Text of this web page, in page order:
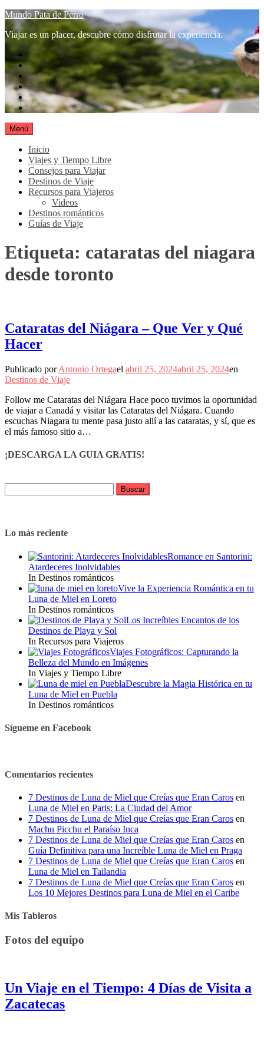
Saltar
al
contenido
Mundo Pata de Perro
Viajar es un placer, descubre cómo disfrutar la experiencia.
Pinterest
Google+
Youtube
Facebook
Twitter
Tumblr
Menú
Inicio
Viajes y Tiempo Libre
Consejos para Viajar
Destinos de Viaje
Recursos para Viajeros
Videos
Destinos románticos
Guías de Viaje
Etiqueta: cataratas del niagara
desde toronto
Cataratas del Niágara – Que Ver y Qué
Hacer
Publicado porAntonio Ortegael abril 25, 2024abril 25, 2024en
Destinos de Viaje
Follow me Cataratas del Niágara Hace poco tuvimos la oportunidad
de viajar a Canadá y visitar las Cataratas del Niágara. Cuando
escuchas Niagara tu mente pasa justo allí a las cataratas, y sí, que es
el más famoso sitio a…
¡DESCARGA LA GUIA GRATIS!
Lo más reciente
Romance en Santorini:
Atardeceres Inolvidables
In Destinos románticos
Vive la Experiencia Romántica en tu
Luna de Miel en Loreto
In Destinos románticos
Los Increíbles Encantos de los
Destinos de Playa y Sol
In Recursos para Viajeros
Viajes Fotográficos: Capturando la
Belleza del Mundo en Imágenes
In Viajes y Tiempo Libre
Descubre la Magia Histórica en tu
Luna de Miel en Puebla
In Destinos románticos
Sígueme en Facebook
Comentarios recientes
7 Destinos de Luna de Miel que Creías que Eran Caros en
Luna de Miel en Paris: La Ciudad del Amor
7 Destinos de Luna de Miel que Creías que Eran Caros en
Machu Picchu el Paraíso Inca
7 Destinos de Luna de Miel que Creías que Eran Caros en
Guía Definitiva para una Increíble Luna de Miel en Praga
7 Destinos de Luna de Miel que Creías que Eran Caros en
Luna de Miel en Tailandia
7 Destinos de Luna de Miel que Creías que Eran Caros en
Los 10 Mejores Destinos para Luna de Miel en el Caribe
Mis Tableros
Fotos del equipo
Un Viaje en el Tiempo: 4 Días de Visita a
Zacatecas